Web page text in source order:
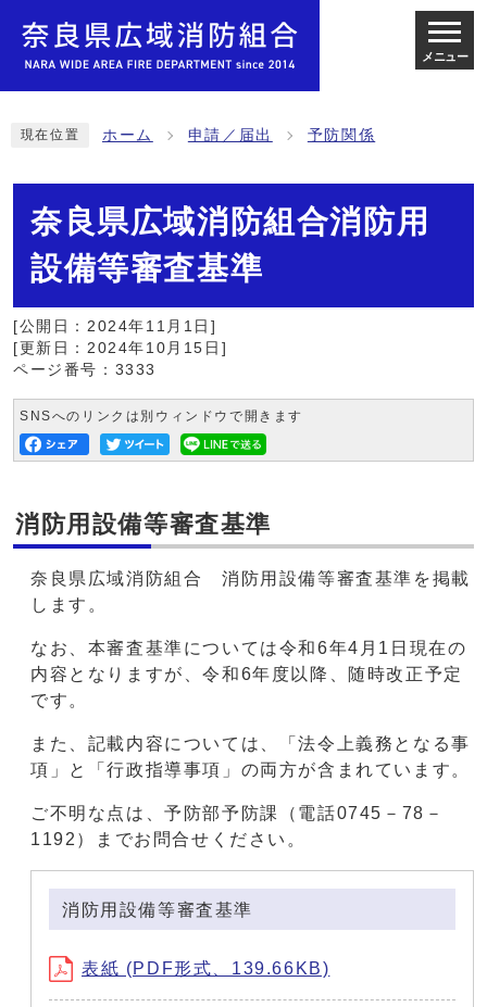
メニュー
現在位置 ホーム 申請／届出 予防関係
奈良県広域消防組合消防用
設備等審査基準
[公開日：2024年11月1日]
[更新日：2024年10月15日]
ページ番号：3333
SNSへのリンクは別ウィンドウで開きます
消防用設備等審査基準
奈良県広域消防組合 消防用設備等審査基準を掲載
します。
なお、本審査基準については令和6年4月1日現在の
内容となりますが、令和6年度以降、随時改正予定
です。
また、記載内容については、「法令上義務となる事
項」と「行政指導事項」の両方が含まれています。
ご不明な点は、予防部予防課（電話0745－78－
1192）までお問合せください。
消防用設備等審査基準
表紙 (PDF形式、139.66KB)